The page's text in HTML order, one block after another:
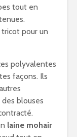
tout en
tricot pour un
polyvalentes
façons. Ils
blouses
laine mohair